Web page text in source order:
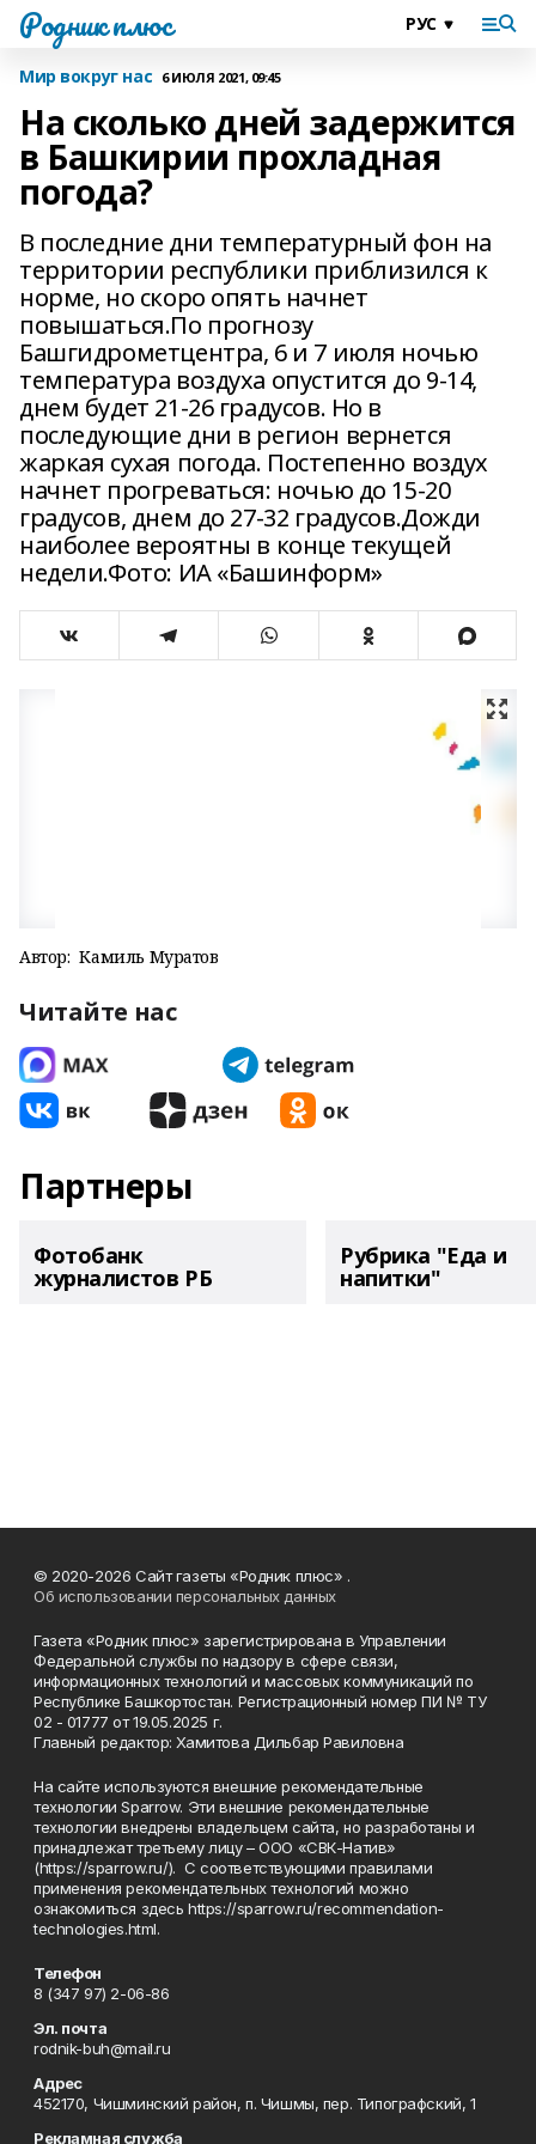
Родник плюс
Мир вокруг нас 6 ИЮЛЯ 2021, 09:45
На сколько дней задержится
в Башкирии прохладная
погода?
В последние дни температурный фон на
территории республики приблизился к
норме, но скоро опять начнет
повышаться.По прогнозу
Башгидрометцентра, 6 и 7 июля ночью
температура воздуха опустится до 9-14,
днем будет 21-26 градусов. Но в
последующие дни в регион вернется
жаркая сухая погода. Постепенно воздух
начнет прогреваться: ночью до 15-20
градусов, днем до 27-32 градусов.Дожди
наиболее вероятны в конце текущей
недели.Фото: ИА «Башинформ»
Автор: Камиль Муратов
Читайте нас
Партнеры
Фотобанк
журналистов РБ
Рубрика "Еда и
напитки"
© 2020-2026 Сайт газеты «Родник плюс» .
Об использовании персональных данных
Газета «Родник плюс» зарегистрирована в Управлении
Федеральной службы по надзору в сфере связи,
информационных технологий и массовых коммуникаций по
Республике Башкортостан. Регистрационный номер ПИ № ТУ
02 - 01777 от 19.05.2025 г.
Главный редактор: Хамитова Дильбар Равиловна
На сайте используются внешние рекомендательные
технологии Sparrow. Эти внешние рекомендательные
технологии внедрены владельцем сайта, но разработаны и
принадлежат третьему лицу – ООО «СВК-Натив»
(https://sparrow.ru/). С соответствующими правилами
применения рекомендательных технологий можно
ознакомиться здесь https://sparrow.ru/recommendation-
technologies.html.
Телефон
8 (347 97) 2-06-86
Эл. почта
rodnik-buh@mail.ru
Адрес
452170, Чишминский район, п. Чишмы, пер. Типографский, 1
Рекламная служба